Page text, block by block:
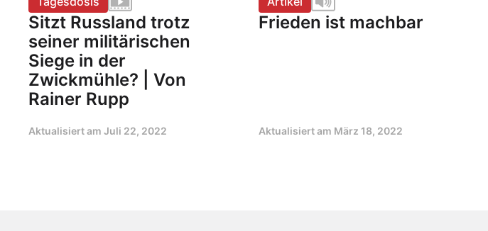
Sitzt Russland trotz
seiner militärischen
Siege in der
Zwickmühle? | Von
Rainer Rupp
Aktualisiert am Juli 22, 2022
Frieden ist machbar
Aktualisiert am März 18, 2022